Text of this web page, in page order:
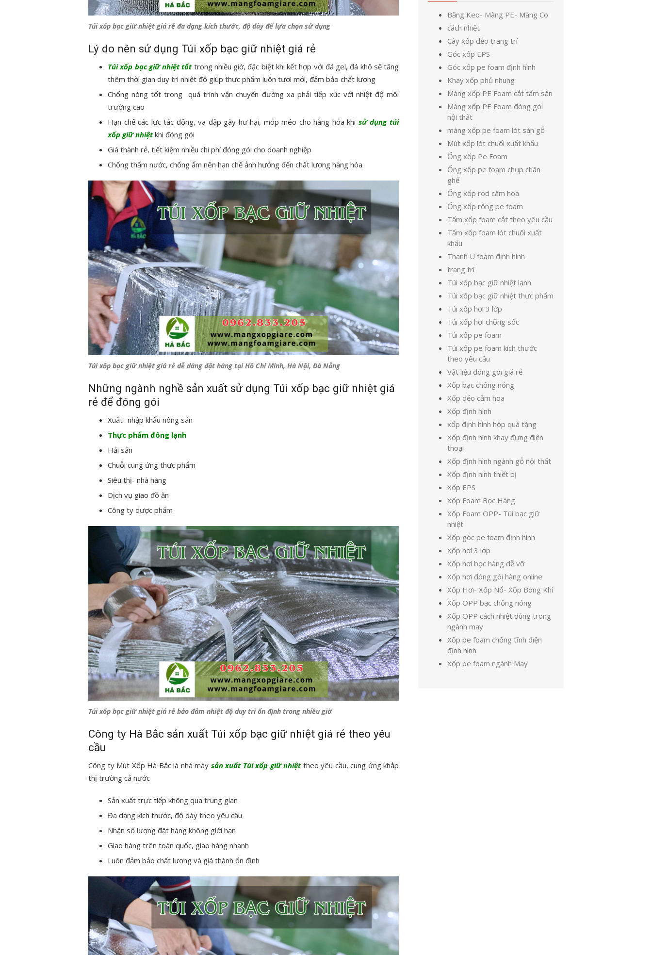
Túi xốp bạc giữ nhiệt giá rẻ đa dạng kích thước, độ dày để lựa chọn sử dụng
Lý do nên sử dụng Túi xốp bạc giữ nhiệt giá rẻ
Túixốp bạc giữ nhiệt tốttrong nhiều giờ, đặc biệt khi kết hợp với đá gel, đá khô sẽ tăng
thêm thời gian duy trì nhiệt độ giúp thực phẩm luôn tươi mới, đảm bảo chất lượng
Chống nóng tốt trong quá trình vận chuyển đường xa phải tiếp xúc với nhiệt độ môi
trường cao
Hạn chế các lực tác động, va đập gây hư hại, móp méo cho hàng hóa khi sử dụng túi
xốp giữ nhiệtkhi đóng gói
Giá thành rẻ, tiết kiệm nhiều chi phí đóng gói cho doanh nghiệp
Chống thấm nước, chống ẩm nên hạn chế ảnh hưởng đến chất lượng hàng hóa
Túi xốp bạc giữ nhiệt giá rẻ dễ dàng đặt hàng tại Hồ Chí Minh, Hà Nội, Đà Nẵng
Những ngành nghề sản xuất sử dụng Túi xốp bạc giữ nhiệt giá
rẻ để đóng gói
Xuất- nhập khẩu nông sản
Thực phẩm đông lạnh
Hải sản
Chuỗi cung ứng thực phẩm
Siêu thị- nhà hàng
Dịch vụ giao đồ ăn
Công ty dược phẩm
Túi xốp bạc giữ nhiệt giá rẻ bảo đảm nhiệt độ duy trì ổn định trong nhiều giờ
Công ty Hà Bắc sản xuất Túi xốp bạc giữ nhiệt giá rẻ theo yêu
cầu
Công ty Mút Xốp Hà Bắc là nhà máy sản xuất Túi xốp giữ nhiệttheo yêu cầu, cung ứng khắp
thị trường cả nước
Sản xuất trực tiếp không qua trung gian
Đa dạng kích thước, độ dày theo yêu cầu
Nhận số lượng đặt hàng không giới hạn
Giao hàng trên toàn quốc, giao hàng nhanh
Luôn đảm bảo chất lượng và giá thành ổn định
Băng Keo- Màng PE- Màng Co
cách nhiệt
Cây xốp dẻo trang trí
Góc xốp EPS
Góc xốp pe foam định hình
Khay xốp phủ nhung
Màng xốp PE Foam cắt tấm sẵn
Màng xốp PE Foam đóng gói
nội thất
màng xốp pe foam lót sàn gỗ
Mút xốp lót chuối xuất khẩu
Ống xốp Pe Foam
Ống xốp pe foam chụp chân
ghế
Ống xốp rod cắm hoa
Ống xốp rỗng pe foam
Tấm xốp foam cắt theo yêu cầu
Tấm xốp foam lót chuối xuất
khẩu
Thanh U foam định hình
trang trí
Túi xốp bạc giữ nhiệt lạnh
Túi xốp bạc giữ nhiệt thực phẩm
Túi xốp hơi 3 lớp
Túi xốp hơi chống sốc
Túi xốp pe foam
Túi xốp pe foam kích thước
theo yêu cầu
Vật liệu đóng gói giá rẻ
Xốp bạc chống nóng
Xốp dẻo cắm hoa
Xốp định hình
xốp định hình hộp quà tặng
Xốp định hình khay đựng điện
thoại
Xốp định hình ngành gỗ nội thất
Xốp định hình thiết bị
Xốp EPS
Xốp Foam Bọc Hàng
Xốp Foam OPP- Túi bạc giữ
nhiệt
Xốp góc pe foam định hình
Xốp hơi 3 lớp
Xốp hơi bọc hàng dễ vỡ
Xốp hơi đóng gói hàng online
Xốp Hơi- Xốp Nổ- Xốp Bóng Khí
Xốp OPP bạc chống nóng
Xốp OPP cách nhiệt dùng trong
ngành may
Xốp pe foam chống tĩnh điện
định hình
Xốp pe foam ngành May